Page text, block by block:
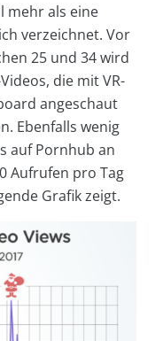
mehr als eine
verzeichnet. Vor
25 und 34 wird
die mit VR-
angeschaut
Ebenfalls wenig
auf Pornhub an
Aufrufen pro Tag
Grafik zeigt.